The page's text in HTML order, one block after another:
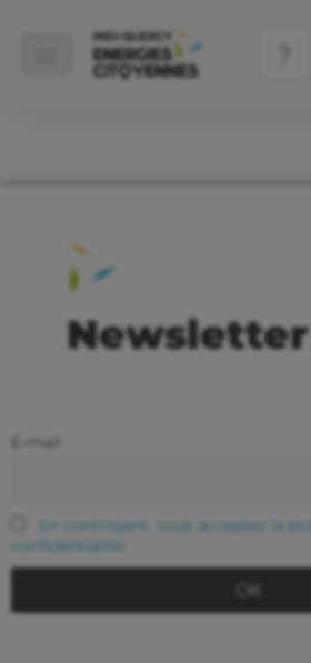
Newsletter
E-mail
En continuant, vous acceptez la
confidentialité